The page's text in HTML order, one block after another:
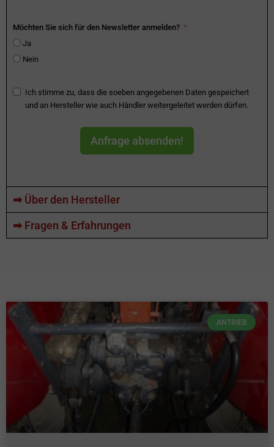
Möchten Sie sich für den Newsletter anmelden?
Ja
Nein
Ich stimme zu, dass die soeben angegebenen Daten gespeichert
und an Hersteller wie auch Händler weitergeleitet werden dürfen.
Anfrage absenden!
➡ Über den Hersteller
➡ Fragen & Erfahrungen
ANTRIEB